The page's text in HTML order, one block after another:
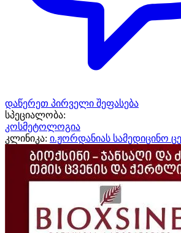
დაწერეთ პირველი შეფასება
სპეციალობა:
კოსმეტოლოგია
კლინიკა: ი.ჟორდანიას სამედიცინო